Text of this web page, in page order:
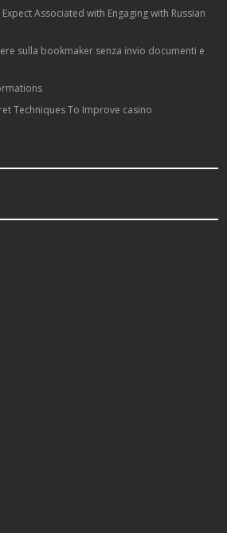
Associated with Engaging with Russian
sulla bookmaker senza invio documenti e
Techniques To Improve casino